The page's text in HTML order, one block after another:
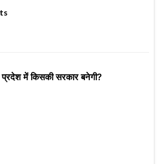
में किसकी सरकार बनेगी?